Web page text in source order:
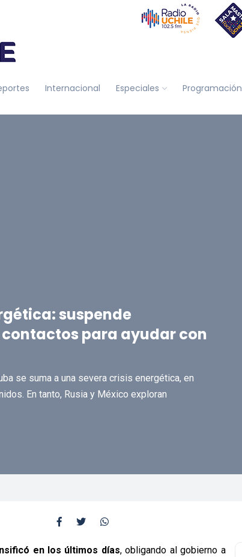
Internacional Especiales Programación
suspende
para ayudar con
se suma a una severa crisis energética, en
En tanto, Rusia y México exploran
en los últimos días, obligando al gobierno a